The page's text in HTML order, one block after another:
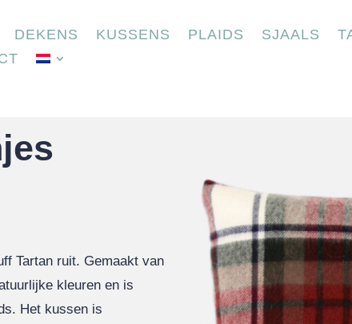
DEKENS KUSSENS PLAIDS SJAALS
Tartan ruit. Gemaakt van
kleuren en is
Het kussen is